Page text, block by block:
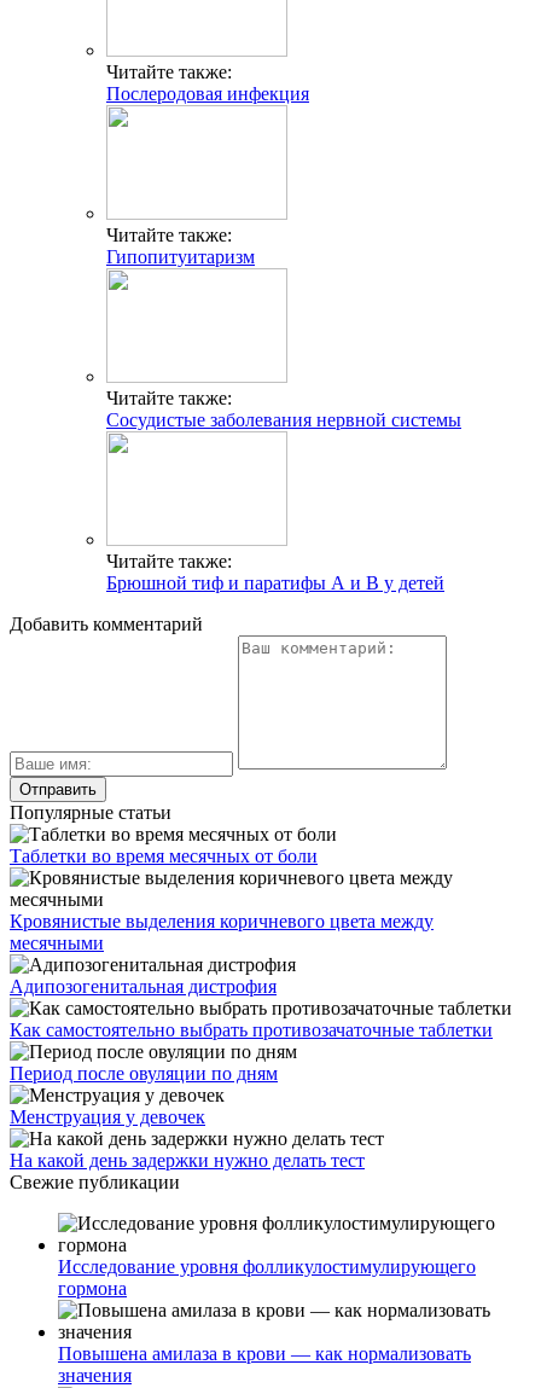
Читайте также:
Послеродовая инфекция
Читайте также:
Гипопитуитаризм
Читайте также:
Сосудистые заболевания нервной системы
Читайте также:
Брюшной тиф и паратифы А и В у детей
Добавить комментарий
Популярные статьи
Таблетки во время месячных от боли
Кровянистые выделения коричневого цвета между
месячными
Адипозогенитальная дистрофия
Как самостоятельно выбрать противозачаточные таблетки
Период после овуляции по дням
Менструация у девочек
На какой день задержки нужно делать тест
Свежие публикации
Исследование уровня фолликулостимулирующего
гормона
Повышена амилаза в крови — как нормализовать
значения